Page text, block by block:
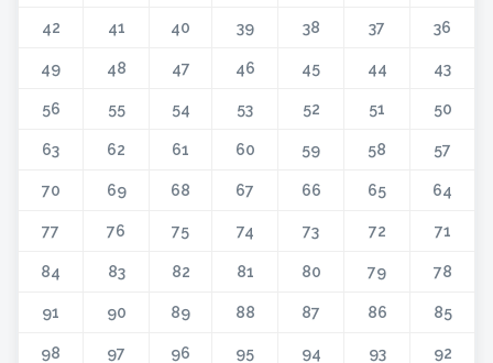
36
37
38
39
40
41
42
43
44
45
46
47
48
49
50
51
52
53
54
55
56
57
58
59
60
61
62
63
64
65
66
67
68
69
70
71
72
73
74
75
76
77
78
79
80
81
82
83
84
85
86
87
88
89
90
91
92
93
94
95
96
97
98